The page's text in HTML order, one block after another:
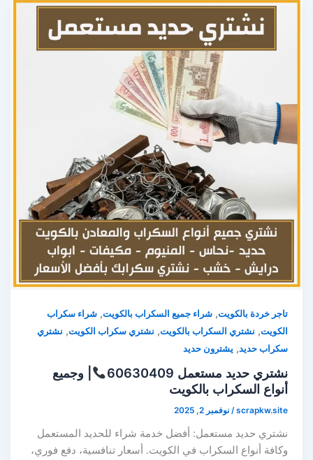
تاجر خردة بالكويت, شراء جميع السكراب بالكويت, شراء سكراب
الكويت, نشتري السكراب بالكويت, نشتري سكراب الكويت, نشتري
سكراب حديد, يشترون حديد
نشتري حديد مستعمل 60630409
| وجميع
أنواع السكراب بالكويت
scrapkw.site
/ نوفمبر 2, 2025
نشتري حديد مستعمل: أفضل خدمة شراء للحديد المستعمل
وكافة أنواع السكراب في الكويت. أسعار تنافسية، دفع فوري،